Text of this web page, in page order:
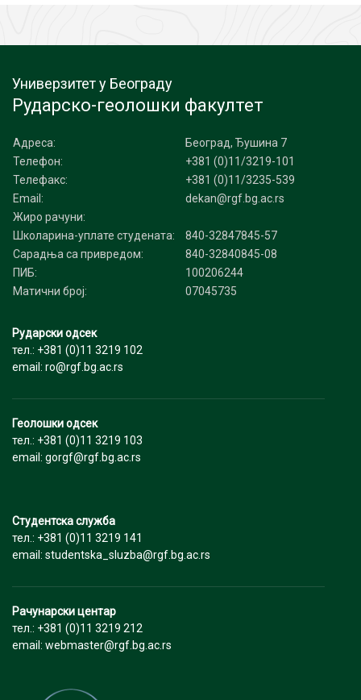
Универзитет у Београду
Рударско-геолошки факултет
Адреса:
Београд, Ђушина 7
Телефон:
+381 (0)11/3219-101
Телефакс:
+381 (0)11/3235-539
Email:
dekan@rgf.bg.ac.rs
Жиро рачуни:
Школарина-уплате студената:
840-32847845-57
Сарадња са привредом:
840-32840845-08
ПИБ:
100206244
Матични број:
07045735
Рударски одсек
тел.: +381 (0)11 3219 102
email: ro@rgf.bg.ac.rs
Геолошки одсек
тел.: +381 (0)11 3219 103
email: gorgf@rgf.bg.ac.rs
Студентска служба
тел.: +381 (0)11 3219 141
email: studentska_sluzba@rgf.bg.ac.rs
Рачунарски центар
тел.: +381 (0)11 3219 212
email: webmaster@rgf.bg.ac.rs